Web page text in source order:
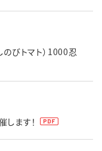
びトマト）1000忍
ます！